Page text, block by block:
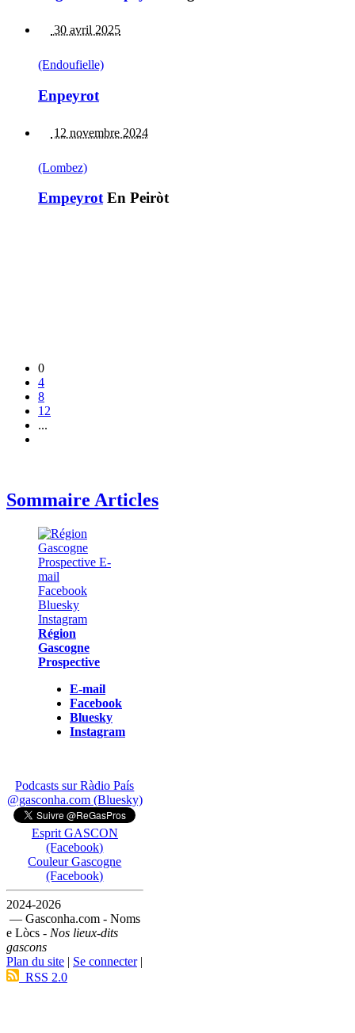
30 avril 2025
(Endoufielle)
Enpeyrot
12 novembre 2024
(Lombez)
EmpeyrotEn Peiròt
0
4
8
12
...
Sommaire Articles
Région
Gascogne
Prospective
E-mail
Facebook
Bluesky
Instagram
Podcasts sur Ràdio País
@gasconha.com (Bluesky)
Esprit GASCON
(Facebook)
Couleur Gascogne
(Facebook)
2024-2026
— Gasconha.com - Noms
e Lòcs - Nos lieux-dits
gascons
Plan du site | Se connecter|
RSS 2.0